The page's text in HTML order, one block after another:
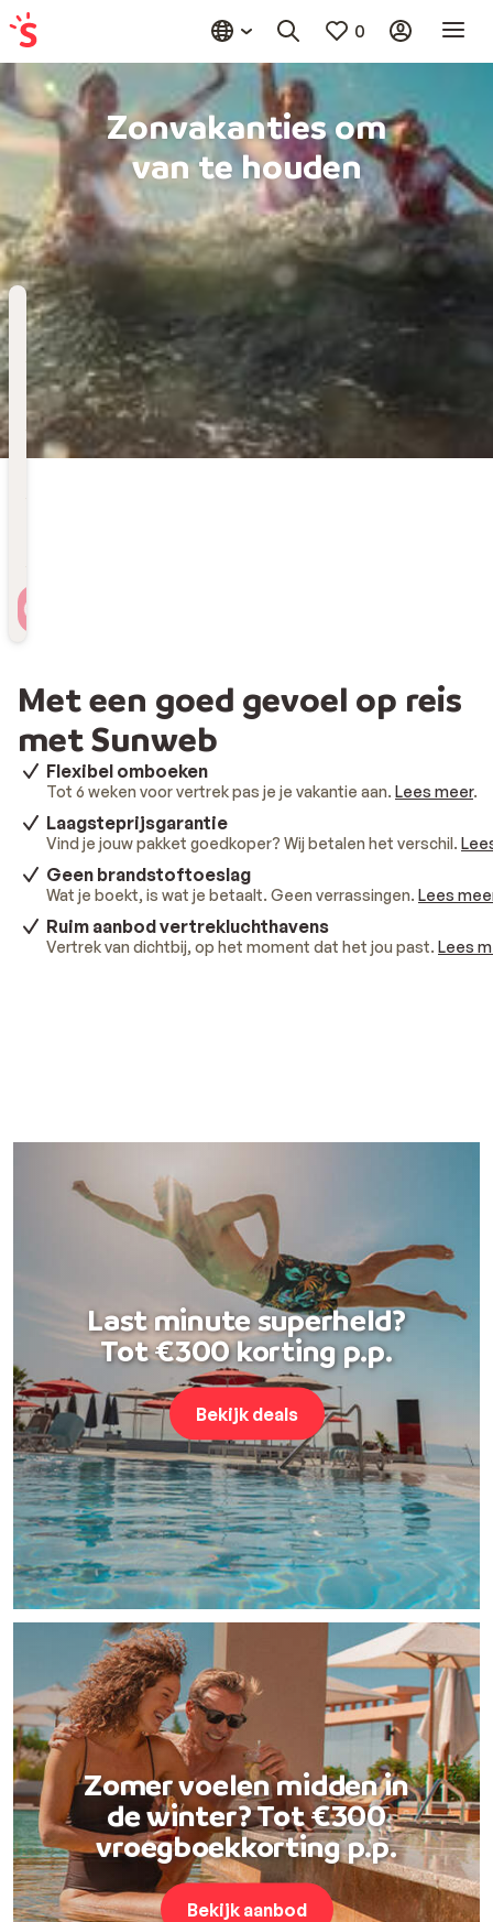
0
Zonvakanties om
van te houden
Bestemming
Kies bestemming
Wanneer
Vertrekdatum
Hoelang
Met een goed gevoel op reis
met Sunweb
Flexibel omboeken
Tot 6 weken voor vertrek pas je je vakantie aan. Lees meer.
Laagsteprijsgarantie
Vind je jouw pakket goedkoper? Wij betalen het verschil.
Geen brandstoftoeslag
Wat je boekt, is wat je betaalt. Geen verrassingen. Lees
Ruim aanbod vertrekluchthavens
Vertrek van dichtbij, op het moment dat het jou past. Lees
Last minute superheld?
Tot €300 korting p.p.
Bekijk deals
Zomer voelen midden in
de winter? Tot €300
vroegboekkorting p.p.
Bekijk aanbod